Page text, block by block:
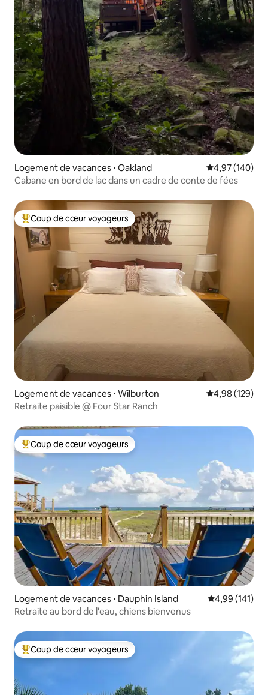
Logement de vacances ⋅ Oakland Évaluation
4,97 (140)
Cabane en bord de lac dans un cadre de conte de fées
Coups de cœur voyageurs les plus appréciés
Coup de cœur voyageurs
Logement de vacances ⋅ Wilburton Évaluation
4,98 (129)
Retraite paisible @ Four Star Ranch
Coups de cœur voyageurs les plus appréciés
Coup de cœur voyageurs
Logement de vacances ⋅ Dauphin Island Évaluation
4,99 (141)
Retraite au bord de l'eau, chiens bienvenus
Coups de cœur voyageurs les plus appréciés
Coup de cœur voyageurs